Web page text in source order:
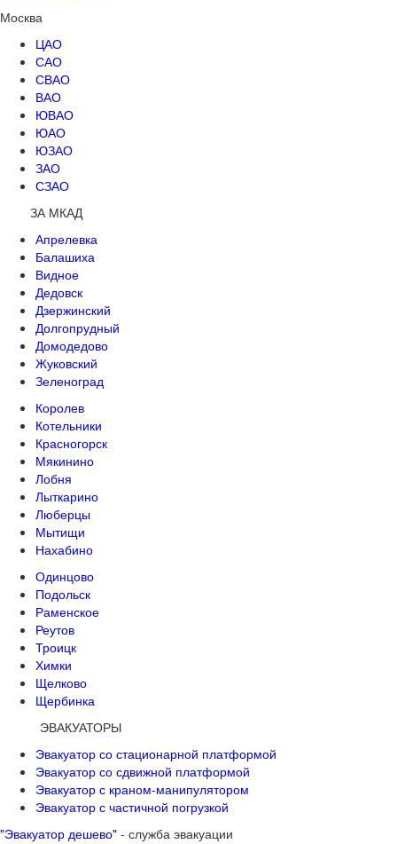
Москва
ЦАО
САО
СВАО
ВАО
ЮВАО
ЮАО
ЮЗАО
ЗАО
СЗАО
ЗА МКАД
Апрелевка
Балашиха
Видное
Дедовск
Дзержинский
Долгопрудный
Домодедово
Жуковский
Зеленоград
Королев
Котельники
Красногорск
Мякинино
Лобня
Лыткарино
Люберцы
Мытищи
Нахабино
Одинцово
Подольск
Раменское
Реутов
Троицк
Химки
Щелково
Щербинка
ЭВАКУАТОРЫ
Эвакуатор со стационарной платформой
Эвакуатор со сдвижной платформой
Эвакуатор с краном-манипулятором
Эвакуатор с частичной погрузкой
"Эвакуатор дешево" - служба эвакуации